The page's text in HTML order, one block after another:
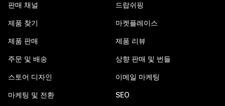
판매 채널
제품 찾기
제품 판매
주문 및 배송
스토어 디자인
마케팅 및 전환
드랍쉬핑
마켓플레이스
제품 리뷰
상향 판매 및 번들
이메일 마케팅
SEO